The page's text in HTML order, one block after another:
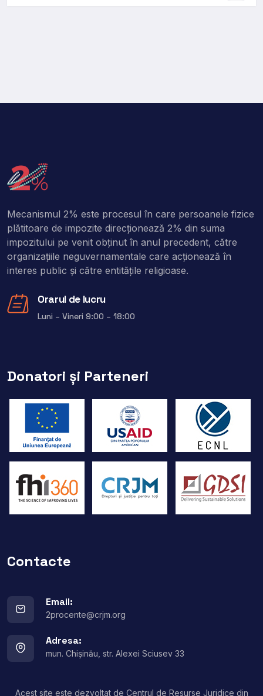
Mecanismul 2% este procesul în care persoanele fizice
plătitoare de impozite direcţionează 2% din suma
impozitului pe venit obţinut în anul precedent, către
organizaţiile neguvernamentale care acţionează în
interes public şi către entitățile religioase.
Orarul de lucru
Luni – Vineri 9:00 – 18:00
Donatori și Parteneri
Contacte
Email:
2procente@crjm.org
Adresa:
mun. Chișinău, str. Alexei Sciusev 33
Acest site este dezvoltat de Centrul de Resurse Juridice din